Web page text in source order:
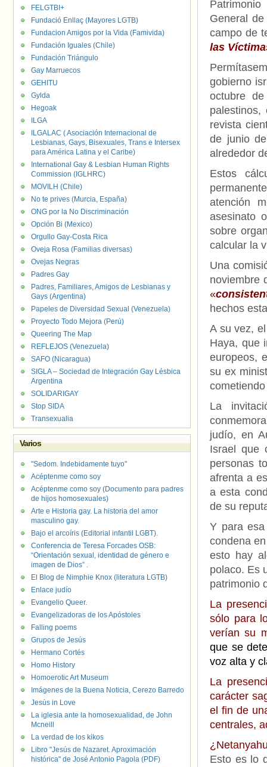
General
campo de
las
gobierno
octubre
palestinos,
revista
de junio
alrededor
Estos
atención
asesinato
sobre
calcular la
Una
noviembre
«
hechos
A su vez,
Haya, que
europeos,
su ex
La
judío, en
Israel que
personas
afrenta a
a esta
de su
Y para
condena
esto hay
polaco. Es
patrimonio
La
sólo para
verían su
que se
voz alta y
La
carácter
el fin de
centrales,
Esto es lo
FELGTBI+
Fundació Enllaç (Mayores LGTB)
Fundacion Amigos por la Vida (Famivida)
Fundación Iguales (Chile)
Fundación Triángulo
Gay Marruecos
GEHITU
Gylda
Hegoak
ILGA
ILGALAC ( Asociación Internacional de
Lesbianas, Gays, Bisexuales, Trans e Intersex
para América Latina y el Caribe)
International Gay & Lesbian Human Rights
Commission (IGLHRC)
MOVILH (Chile)
No te prives (Murcia, España)
ONG por la No Discriminación
Opción Bi (Mexico)
Orgullo Gay-Costa Rica
Oveja Rosa (Familias diversas)
Ovejas Negras
Padres Gay
Padres, Familiares, Amigos de Lesbianas y
Gays (Argentina)
Papeles de Diversidad Sexual (Venezuela)
Proyecto Todo Mejora (Perú)
Queering The Map
REFLEJOS (Venezuela)
SAFO (Nicaragua)
SIGLA – Sociedad de Integración Gay Lésbica
Argentina
SOLIDARIGAY
Stop SIDA
Transexualia
Varios
"Sedom. Indebidamente tuyo"
Acéptenme como soy
Acéptenme como soy (Documento para padres
de hijos homosexuales)
Arte e Historia gay. La historia del amor
masculino gay.
Bajo el arcoíris (Editorial infantil LGBT).
Conferencia de Teresa Forcades OSB:
“Orientación sexual, identidad de género e
imagen de Dios” .
El Blog de Nimphie Knox (literatura LGTB)
Enlace judío
Evangelio Queer.
Evangelizadoras de los Apóstoles
Falling poems
Grupos de Jesús
Hermano Cortés
Homo History
Homoerotic Art Museum
Imágenes de la Buena Noticia, Cerezo Barredo
Jesús in Love
La iglesia ante la homosexualidad, de John
Mcneill
La verdad de los kikos
Libro "Jesús de Nazaret. Aproximación
histórica" de José Antonio Pagola (PDF)